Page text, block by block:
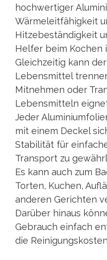
hochwertiger
Wärmeleitfähigkeit
Hitzebeständigkeit
Helfer beim Kochen
Gleichzeitig kann
Lebensmittel
Mitnehmen oder
Lebensmitteln
Jeder
mit einem Deckel
Stabilität für
Transport zu
Es kann auch zum
Torten, Kuchen,
anderen Gerichten
Darüber hinaus
Gebrauch einfach
die